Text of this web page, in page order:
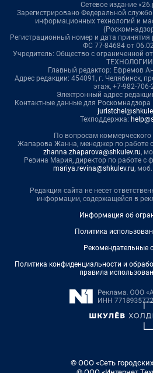
Сетевое издание
Зарегистрировано Федеральной
информационных технологий и
Регистрационный номер и дата
ФС 77-84684 от
Учредитель: Общество с ограниченной
Главный редактор: Ефремов
Адрес редакции: 454091, г. Челябинск,
этаж, +7-982-706-
Электронный адрес
Контактные данные для Роскомнадзора
Техподдержка:
По вопросам коммерческого
Жапарова Жанна, менеджер по работе
zhanna.zhaparova@shkulev.ru,
Ревина Мария, директор по работе с
mariya.revina@shkulev.ru,
Редакция сайта не несет
информации, содержащейся в
Информация об
Политика
Рекомендательные
Политика конфиденциальности и
правила
© ООО «Сеть